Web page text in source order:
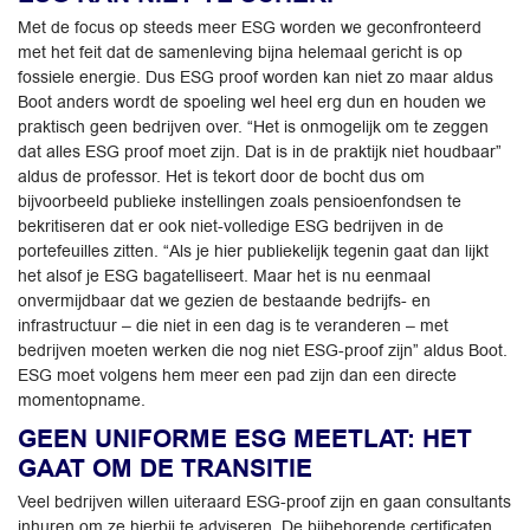
Met de focus op steeds meer ESG worden we geconfronteerd
met het feit dat de samenleving bijna helemaal gericht is op
fossiele energie. Dus ESG proof worden kan niet zo maar aldus
Boot anders wordt de spoeling wel heel erg dun en houden we
praktisch geen bedrijven over. “Het is onmogelijk om te zeggen
dat alles ESG proof moet zijn. Dat is in de praktijk niet houdbaar”
aldus de professor. Het is tekort door de bocht dus om
bijvoorbeeld publieke instellingen zoals pensioenfondsen te
bekritiseren dat er ook niet-volledige ESG bedrijven in de
portefeuilles zitten. “Als je hier publiekelijk tegenin gaat dan lijkt
het alsof je ESG bagatelliseert. Maar het is nu eenmaal
onvermijdbaar dat we gezien de bestaande bedrijfs- en
infrastructuur – die niet in een dag is te veranderen – met
bedrijven moeten werken die nog niet ESG-proof zijn” aldus Boot.
ESG moet volgens hem meer een pad zijn dan een directe
momentopname.
GEEN UNIFORME ESG MEETLAT: HET
GAAT OM DE TRANSITIE
Veel bedrijven willen uiteraard ESG-proof zijn en gaan consultants